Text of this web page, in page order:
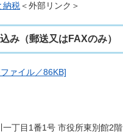
納税＜外部リンク＞
み（郵送又はFAXのみ）
ァイル／86KB]
丁目1番1号 市役所東別館2階